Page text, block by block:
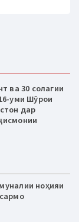
ва 30 солагии
уми Шӯрои
дар
ноҳияи